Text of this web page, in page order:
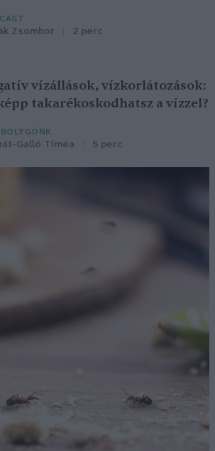
Zsombor 2 perc
vízállások, vízkorlátozások:
takarékoskodhatsz a vízzel?
Galló Tímea 5 perc